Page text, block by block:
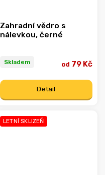
Zahradní vědro s
nálevkou, černé
Skladem od 79 Kč
Detail
LETNÍ SKLIZEŇ